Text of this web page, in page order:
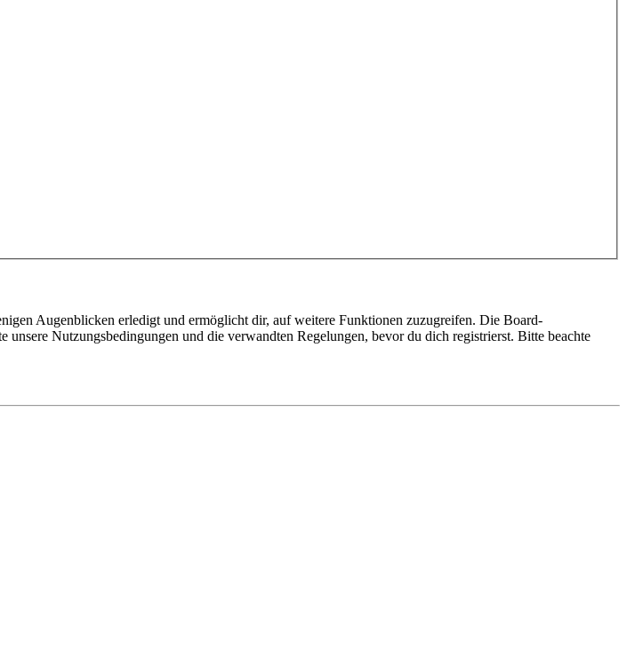
Augenblicken erledigt und ermöglicht dir, auf weitere Funktionen zuzugreifen. Die Board-
Nutzungsbedingungen und die verwandten Regelungen, bevor du dich registrierst. Bitte beachte